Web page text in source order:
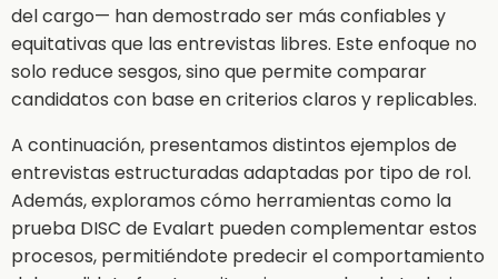
del cargo— han demostrado ser más confiables y
equitativas que las entrevistas libres. Este enfoque no
solo reduce sesgos, sino que permite comparar
candidatos con base en criterios claros y replicables.
A continuación, presentamos distintos ejemplos de
entrevistas estructuradas adaptadas por tipo de rol.
Además, exploramos cómo herramientas como la
prueba DISC de Evalart pueden complementar estos
procesos, permitiéndote predecir el comportamiento